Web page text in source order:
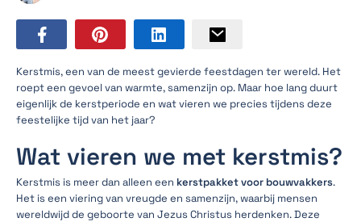
Kerstmis, een van de meest gevierde feestdagen ter wereld. Het
roept een gevoel van warmte, samenzijn op. Maar hoe lang duurt
eigenlijk de kerstperiode en wat vieren we precies tijdens deze
feestelijke tijd van het jaar?
Wat vieren we met kerstmis?
Kerstmis is meer dan alleen een kerstpakket voor bouwvakkers.
Het is een viering van vreugde en samenzijn, waarbij mensen
wereldwijd de geboorte van Jezus Christus herdenken. Deze